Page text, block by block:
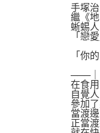
手塚
繼《
蜥蜴
「戀
「你
───
在食
自覺
參加
當渡
正當